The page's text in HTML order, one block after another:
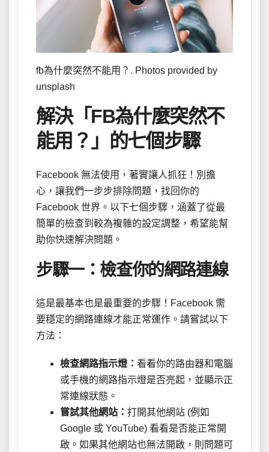
fb為什麼突然不能用？. Photos provided by
unsplash
解決「FB為什麼突然不
能用？」的七個步驟
Facebook 無法使用，著實讓人抓狂！別擔
心，讓我們一步步排除問題，找回你的
Facebook 世界。以下七個步驟，涵蓋了從最
簡單的檢查到較為複雜的設定調整，希望能幫
助你快速解決問題。
步驟一：檢查你的網路連線
這是最基本也是最重要的步驟！Facebook 需
要穩定的網路連線才能正常運作。請嘗試以下
方法：
檢查網路指示燈： 看看你的路由器和電腦
或手機的網路指示燈是否亮起，並顯示正
常連線狀態。
嘗試其他網站： 打開其他網站 (例如
Google 或 YouTube) 看看是否能正常開
啟。如果其他網站也無法開啟，則問題可